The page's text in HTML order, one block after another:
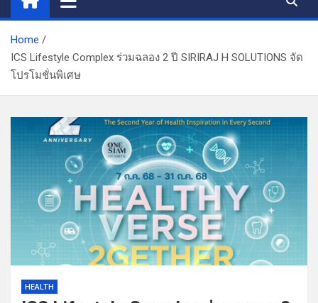
t
Home
ICS Lifestyle Complex ร่วมฉลอง 2 ปี SIRIRAJ H SOLUTIONS จัด
โปรโมชั่นพิเศษ
HEALTH